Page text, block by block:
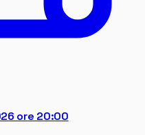
ore 20:00